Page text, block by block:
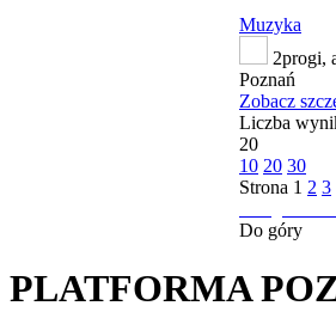
Muzyka
2progi,
Poznań
Zobacz
Liczba
20
10 20 30
Strona 1 2 3
Do góry
PLATFORMA